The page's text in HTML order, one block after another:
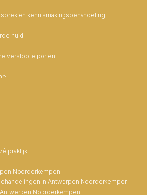
en kennismakingsbehandeling
huid
verstopte poriën
praktijk
Noorderkempen
in Antwerpen Noorderkempen
Noorderkempen